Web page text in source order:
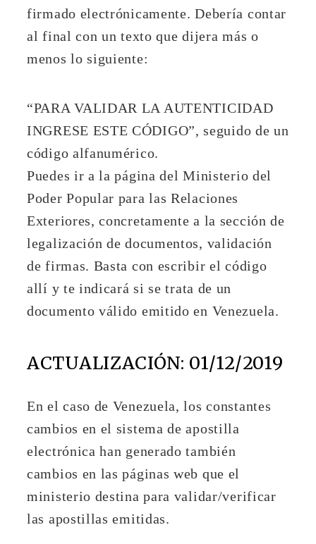
firmado electrónicamente. Debería contar
al final con un texto que dijera más o
menos lo siguiente:
“PARA VALIDAR LA AUTENTICIDAD
INGRESE ESTE CÓDIGO”, seguido de un
código alfanumérico.
Puedes ir a la página del Ministerio del
Poder Popular para las Relaciones
Exteriores, concretamente a la sección de
legalización de documentos, validación
de firmas. Basta con escribir el código
allí y te indicará si se trata de un
documento válido emitido en Venezuela.
ACTUALIZACIÓN: 01/12/2019
En el caso de Venezuela, los constantes
cambios en el sistema de apostilla
electrónica han generado también
cambios en las páginas web que el
ministerio destina para validar/verificar
las apostillas emitidas.